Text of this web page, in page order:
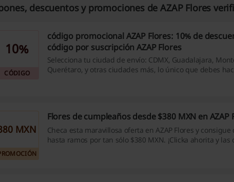
descuentos y promociones de AZAP Flores
10%
CÓDIGO
código promocional AZAP Flores: 10% de
código por suscripción AZAP Flores
Selecciona tu ciudad de envío: CDMX, Guadalajara,
Querétaro, y otras ciudades más, lo único que debes
el mejor regalo para tu persona especial, programar la
MXN
Flores de cumpleaños desde $380 MXN en AZAP
Checa esta maravillosa oferta en AZAP Flores y
hasta ramos por tan sólo $380 MXN. ¡Clicka ahorita y las